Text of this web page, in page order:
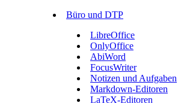
Büro und DTP
LibreOffice
OnlyOffice
AbiWord
FocusWriter
Notizen und Aufgaben
Markdown-Editoren
LaTeX-Editoren